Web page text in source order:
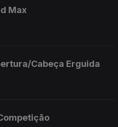
Max
Cabeça Erguida